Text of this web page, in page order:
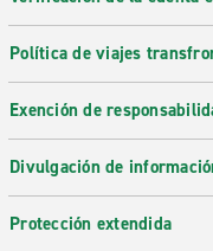
Política de viajes
Exención de
Divulgación de
Protección extendida